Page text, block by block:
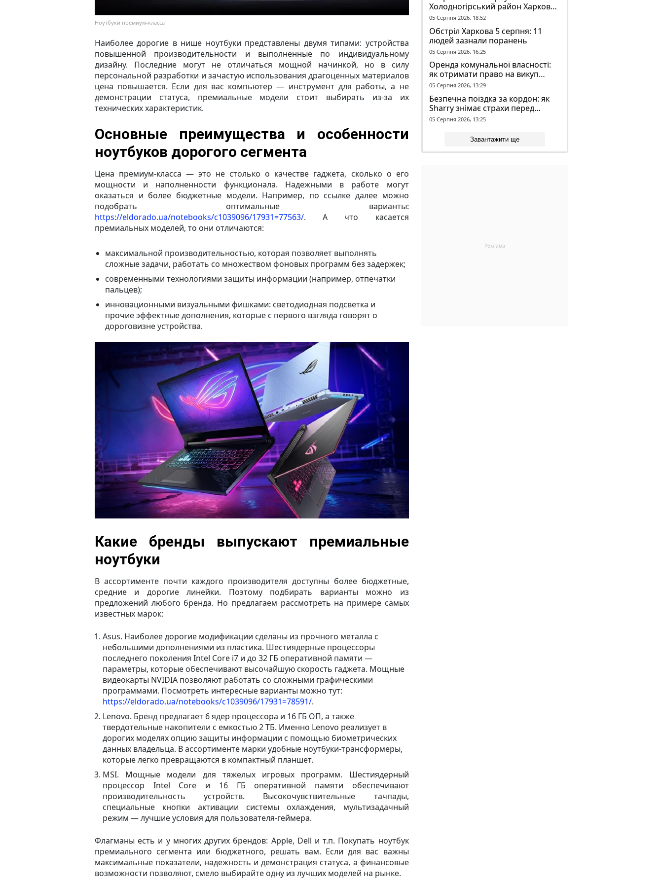
Ноутбуки премиум-класса
Наиболее дорогие в нише ноутбуки представлены двумя типами: устройства
повышенной производительности и выполненные по индивидуальному
дизайну. Последние могут не отличаться мощной начинкой, но в силу
персональной разработки и зачастую использования драгоценных материалов
цена повышается. Если для вас компьютер — инструмент для работы, а не
демонстрации статуса, премиальные модели стоит выбирать из-за их
технических характеристик.
Основные преимущества и особенности
ноутбуков дорогого сегмента
Цена премиум-класса — это не столько о качестве гаджета, сколько о его
мощности и наполненности функционала. Надежными в работе могут
оказаться и более бюджетные модели. Например, по ссылке далее можно
подобрать оптимальные варианты:
https://eldorado.ua/notebooks/c1039096/17931=77563/. А что касается
премиальных моделей, то они отличаются:
максимальной производительностью, которая позволяет выполнять
сложные задачи, работать со множеством фоновых программ без задержек;
современными технологиями защиты информации (например, отпечатки
пальцев);
инновационными визуальными фишками: светодиодная подсветка и
прочие эффектные дополнения, которые с первого взгляда говорят о
дороговизне устройства.
Какие бренды выпускают премиальные
ноутбуки
В ассортименте почти каждого производителя доступны более бюджетные,
средние и дорогие линейки. Поэтому подбирать варианты можно из
предложений любого бренда. Но предлагаем рассмотреть на примере самых
известных марок:
Asus. Наиболее дорогие модификации сделаны из прочного металла с
небольшими дополнениями из пластика. Шестиядерные процессоры
последнего поколения Intel Core i7 и до 32 ГБ оперативной памяти —
параметры, которые обеспечивают высочайшую скорость гаджета. Мощные
видеокарты NVIDIA позволяют работать со сложными графическими
программами. Посмотреть интересные варианты можно тут:
https://eldorado.ua/notebooks/c1039096/17931=78591/.
Lenovo. Бренд предлагает 6 ядер процессора и 16 ГБ ОП, а также
твердотельные накопители с емкостью 2 ТБ. Именно Lenovo реализует в
дорогих моделях опцию защиты информации с помощью биометрических
данных владельца. В ассортименте марки удобные ноутбуки-трансформеры,
которые легко превращаются в компактный планшет.
MSI. Мощные модели для тяжелых игровых программ. Шестиядерный
процессор Intel Core и 16 ГБ оперативной памяти обеспечивают
производительность устройств. Высокочувствительные тачпады,
специальные кнопки активации системы охлаждения, мультизадачный
режим — лучшие условия для пользователя-геймера.
Флагманы есть и у многих других брендов: Apple, Dell и т.п. Покупать ноутбук
премиального сегмента или бюджетного, решать вам. Если для вас важны
максимальные показатели, надежность и демонстрация статуса, а финансовые
возможности позволяют, смело выбирайте одну из лучших моделей на рынке.
Холодногірський район Харкова
після ворожого обстрілу
05 Серпня 2026, 18:52
Обстріл Харкова 5 серпня: 11
людей зазнали поранень
05 Серпня 2026, 16:25
Оренда комунальної власності:
як отримати право на викуп
об’єкта
05 Серпня 2026, 13:29
Безпечна поїздка за кордон: як
Sharry знімає страхи перед
довгою дорогою
05 Серпня 2026, 13:25
Завантажити ще